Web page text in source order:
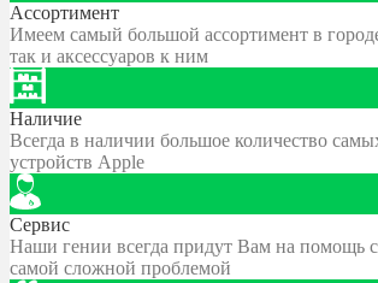
Ассортимент
Имеем самый большой ассортимент в
так и аксессуаров к ним
Наличие
Всегда в наличии большое количество
устройств Apple
Сервис
Наши гении всегда придут Вам на помощь
самой сложной проблемой